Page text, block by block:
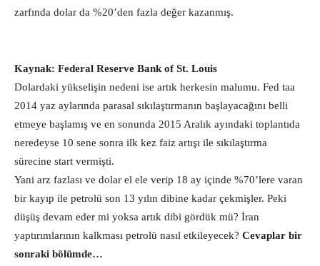
zarfında dolar da %20’den fazla değer kazanmış.
Kaynak: Federal Reserve Bank of St. Louis
Dolardaki yükselişin nedeni ise artık herkesin malumu. Fed taa
2014 yaz aylarında parasal sıkılaştırmanın başlayacağını belli
etmeye başlamış ve en sonunda 2015 Aralık ayındaki toplantıda
neredeyse 10 sene sonra ilk kez faiz artışı ile sıkılaştırma
sürecine start vermişti.
Yani arz fazlası ve dolar el ele verip 18 ay içinde %70’lere varan
bir kayıp ile petrolü son 13 yılın dibine kadar çekmişler. Peki
düşüş devam eder mi yoksa artık dibi gördük mü? İran
yaptırımlarının kalkması petrolü nasıl etkileyecek? Cevaplar bir
sonraki bölümde…